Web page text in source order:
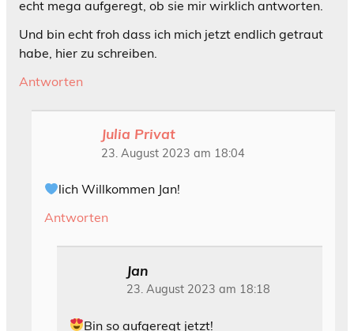
echt mega aufgeregt, ob sie mir wirklich antworten.
Und bin echt froh dass ich mich jetzt endlich getraut
habe, hier zu schreiben.
Antworten
Julia Privat
23. August 2023 am 18:04
lich Willkommen Jan!
Antworten
Jan
23. August 2023 am 18:18
Bin so aufgeregt jetzt!